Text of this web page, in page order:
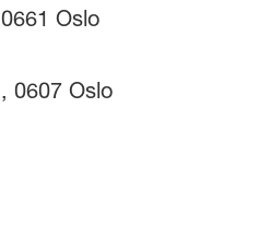
Oslo
0607 Oslo